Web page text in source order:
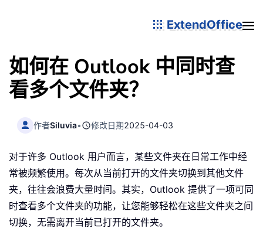
ExtendOffice
如何在 Outlook 中同时查
看多个文件夹？
作者Siluvia• 修改日期2025-04-03
对于许多 Outlook 用户而言，某些文件夹在日常工作中经
常被频繁使用。每次从当前打开的文件夹切换到其他文件
夹，往往会浪费大量时间。其实，Outlook 提供了一项可同
时查看多个文件夹的功能，让您能够轻松在这些文件夹之间
切换，无需离开当前已打开的文件夹。